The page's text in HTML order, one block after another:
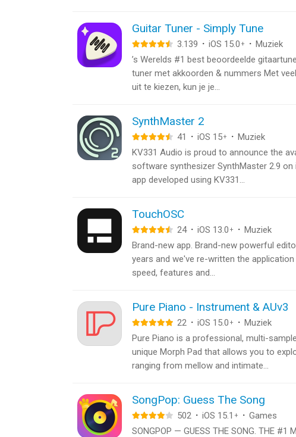
Guitar Tuner - Simply Tune
3.139 · iOS 15.0 + · Muziek
’s Werelds #1 best beoordeelde
tuner met akkoorden & nummers Met
uit te kiezen, kun je je...
SynthMaster 2
41 · iOS 15+ · Muziek
KV331 Audio is proud to announce the
software synthesizer SynthMaster 2.9
app developed using KV331...
TouchOSC
24 · iOS 13.0 + · Muziek
Brand-new app. Brand-new powerful
years and we've re-written the
speed, features and...
Pure Piano - Instrument & AUv3
22 · iOS 15.0 + · Muziek
Pure Piano is a professional, multi-
unique Morph Pad that allows you to
ranging from mellow and intimate...
SongPop: Guess The Song
502 · iOS 15.1 + · Games
SONGPOP — GUESS THE SONG. THE #1